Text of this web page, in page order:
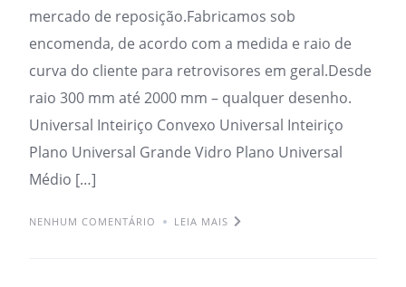
mercado de reposição.Fabricamos sob
encomenda, de acordo com a medida e raio de
curva do cliente para retrovisores em geral.Desde
raio 300 mm até 2000 mm – qualquer desenho.
Universal Inteiriço Convexo Universal Inteiriço
Plano Universal Grande Vidro Plano Universal
Médio […]
NENHUM COMENTÁRIO LEIA MAIS